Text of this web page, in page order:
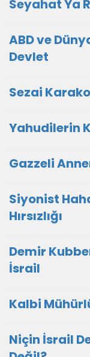
Seyahat Ya
ABD ve
Devlet
Sezai
Yahudilerin
Gazzeli
Siyonist
Hırsızlığı
Demir
İsrail
Kalbi
Niçin İsrail